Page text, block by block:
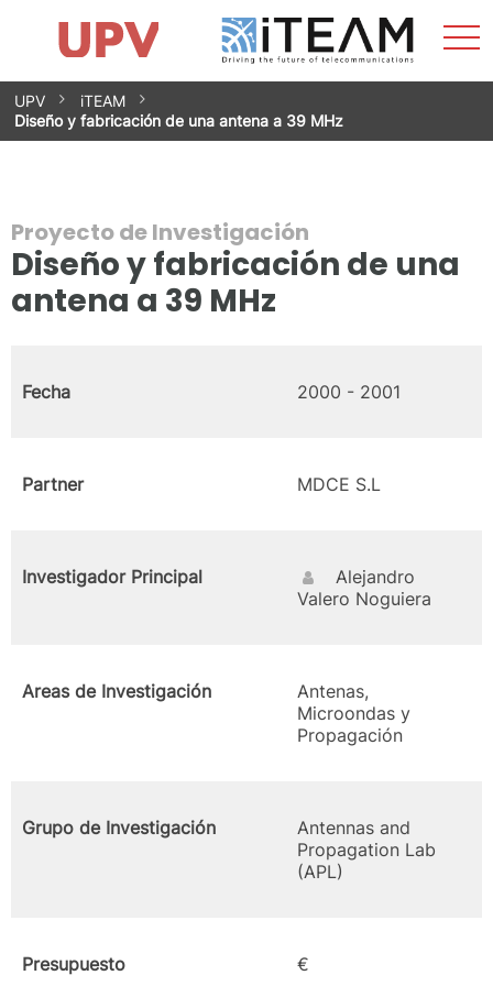
Saltar
contenido
Impacto
Grupos de investigación
Instalaciones
Spin-offs
Contacto
Prácticas
Noticias
Unidad de Igualdad
UPV
iTEAM
Diseño y fabricación de una antena a 39 MHz
Proyecto de Investigación
Diseño y fabricación de una
antena a 39 MHz
Fecha 2000 - 2001
Partner MDCE S.L
Investigador Principal
Alejandro
Valero Noguiera
Areas de Investigación
Antenas,
Microondas y
Propagación
Grupo de Investigación
Antennas and
Propagation Lab
(APL)
Presupuesto €